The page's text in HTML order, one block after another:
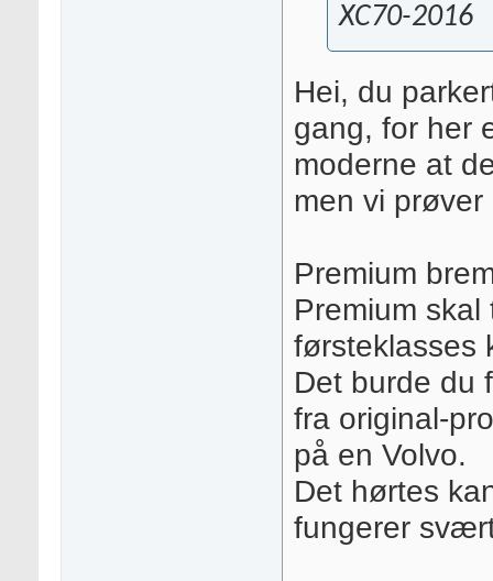
XC70-2016
Hei, du
gang, for her
moderne at
men vi prøver
Premium
Premium
førsteklasses
Det burde du
fra original-
på en Volvo.
Det hørtes
fungerer